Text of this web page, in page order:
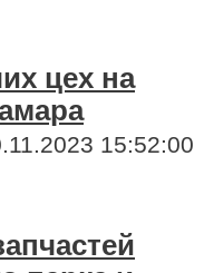
цех на
15:52:00